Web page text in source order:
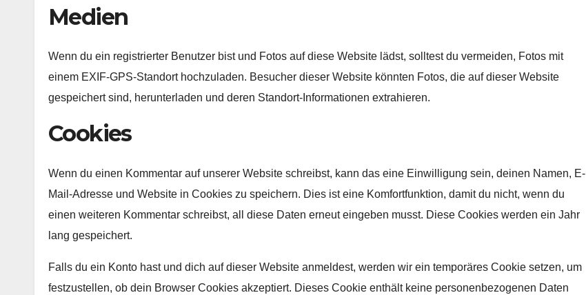
Medien
Wenn du ein registrierter Benutzer bist und Fotos auf diese Website lädst, solltest du vermeiden, Fotos mit
einem EXIF-GPS-Standort hochzuladen. Besucher dieser Website könnten Fotos, die auf dieser Website
gespeichert sind, herunterladen und deren Standort-Informationen extrahieren.
Cookies
Wenn du einen Kommentar auf unserer Website schreibst, kann das eine Einwilligung sein, deinen Namen, E-
Mail-Adresse und Website in Cookies zu speichern. Dies ist eine Komfortfunktion, damit du nicht, wenn du
einen weiteren Kommentar schreibst, all diese Daten erneut eingeben musst. Diese Cookies werden ein Jahr
lang gespeichert.
Falls du ein Konto hast und dich auf dieser Website anmeldest, werden wir ein temporäres Cookie setzen, um
festzustellen, ob dein Browser Cookies akzeptiert. Dieses Cookie enthält keine personenbezogenen Daten